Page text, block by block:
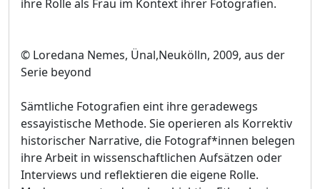
ihre Rolle als Frau im Kontext ihrer Fotografien.
© Loredana Nemes, Ünal,Neukölln, 2009, aus der
Serie beyond
Sämtliche Fotografien eint ihre geradewegs
essayistische Methode. Sie operieren als Korrektiv
historischer Narrative, die Fotograf*innen belegen
ihre Arbeit in wissenschaftlichen Aufsätzen oder
Interviews und reflektieren die eigene Rolle.